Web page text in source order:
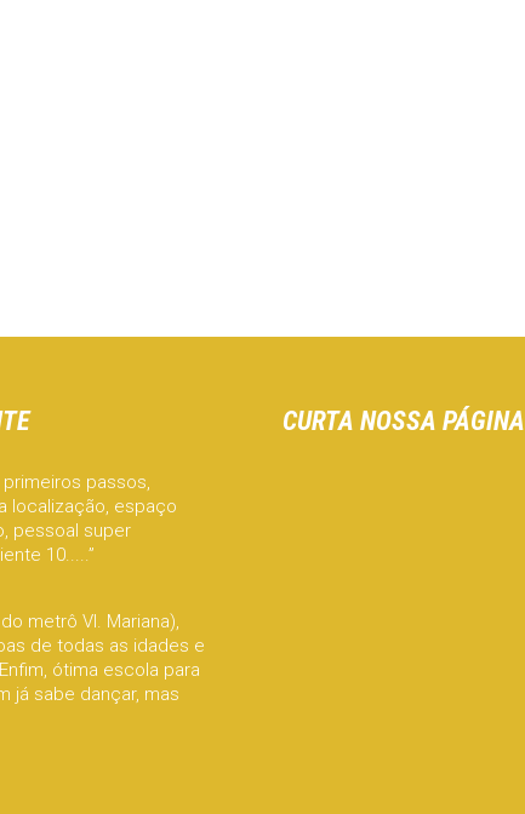
primeiros passos,
localização, espaço
pessoal super
10.....”
metrô Vl. Mariana),
de todas as idades e
ótima escola para
já sabe dançar, mas
CURTA NOSSA PÁGINA